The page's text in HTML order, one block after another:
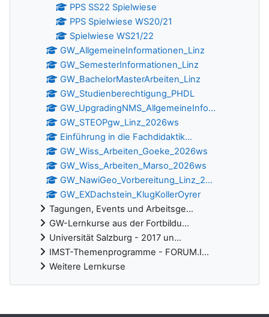
PPS SS22 Spielwiese
PPS Spielwiese WS20/21
Spielwiese WS21/22
GW_AllgemeineInformationen_Linz
GW_SemesterInformationen_Linz
GW_BachelorMasterArbeiten_Linz
GW_Studienberechtigung_PHDL
GW_UpgradingNMS_AllgemeineInfo...
GW_STEOPgw_Linz_2026ws
Einführung in die Fachdidaktik...
GW_Wiss_Arbeiten_Goeke_2026ws
GW_Wiss_Arbeiten_Marso_2026ws
GW_NawiGeo_Vorbereitung_Linz_2...
GW_EXDachstein_KlugKollerOyrer
Tagungen, Events und Arbeitsge...
GW-Lernkurse aus der Fortbildu...
Universität Salzburg - 2017 un...
IMST-Themenprogramme - FORUM.I...
Weitere Lernkurse
Ergänzungsblöcke